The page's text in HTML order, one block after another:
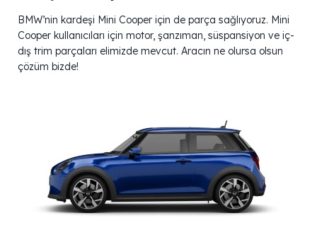
BMW’nin kardeşi Mini Cooper için de parça sağlıyoruz. Mini
Cooper kullanıcıları için motor, şanzıman, süspansiyon ve iç-
dış trim parçaları elimizde mevcut. Aracın ne olursa olsun
çözüm bizde!